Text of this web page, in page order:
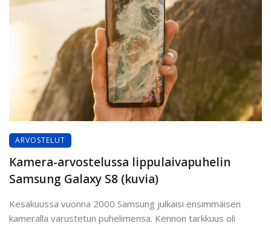
ARVOSTELUT
Kamera-arvostelussa lippulaivapuhelin
Samsung Galaxy S8 (kuvia)
Kesäkuussa vuonna 2000 Samsung julkaisi ensimmäisen
kameralla varustetun puhelimensa. Kennon tarkkuus oli